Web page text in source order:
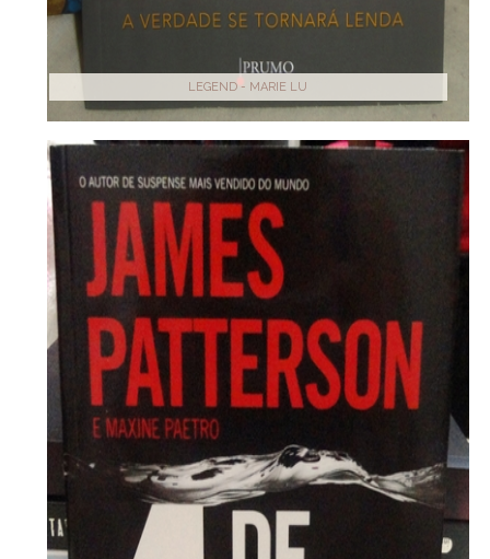
LEGEND - MARIE LU